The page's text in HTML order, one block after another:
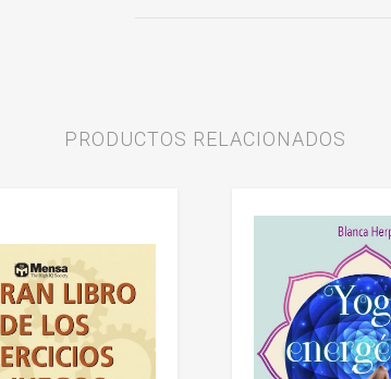
PRODUCTOS RELACIONADOS